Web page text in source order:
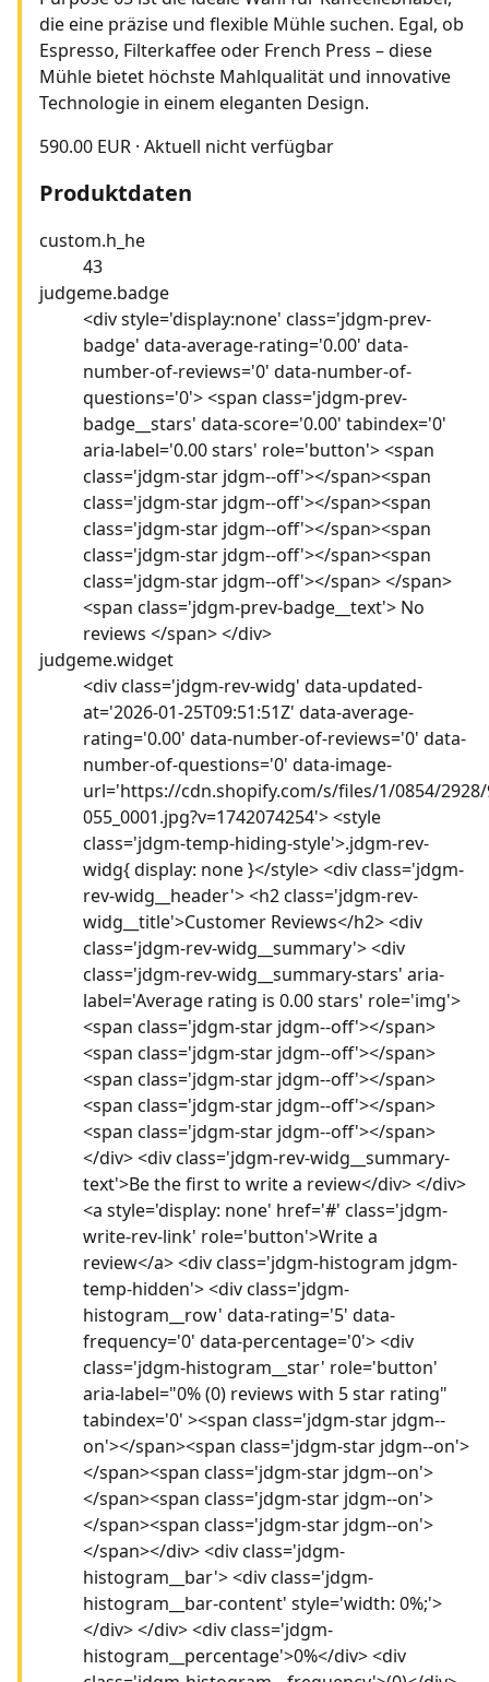
die eine präzise und flexible Mühle suchen. Egal, ob
Espresso, Filterkaffee oder French Press – diese
Mühle bietet höchste Mahlqualität und innovative
Technologie in einem eleganten Design.
590.00 EUR · Aktuell nicht verfügbar
Produktdaten
custom.h_he
43
judgeme.badge
<div style='display:none' class='jdgm-prev-
badge' data-average-rating='0.00' data-
number-of-reviews='0' data-number-of-
questions='0'> <span class='jdgm-prev-
badge__stars' data-score='0.00' tabindex='0'
aria-label='0.00 stars' role='button'> <span
class='jdgm-star jdgm--off'></span><span
class='jdgm-star jdgm--off'></span><span
class='jdgm-star jdgm--off'></span><span
class='jdgm-star jdgm--off'></span><span
class='jdgm-star jdgm--off'></span> </span>
<span class='jdgm-prev-badge__text'> No
reviews </span> </div>
judgeme.widget
<div class='jdgm-rev-widg' data-updated-
at='2026-01-25T09:51:51Z' data-average-
rating='0.00' data-number-of-reviews='0' data-
number-of-questions='0' data-image-
url='https://cdn.shopify.com/s/files/1/0854/2928/
055_0001.jpg?v=1742074254'> <style
class='jdgm-temp-hiding-style'>.jdgm-rev-
widg{ display: none }</style> <div class='jdgm-
rev-widg__header'> <h2 class='jdgm-rev-
widg__title'>Customer Reviews</h2> <div
class='jdgm-rev-widg__summary'> <div
class='jdgm-rev-widg__summary-stars' aria-
label='Average rating is 0.00 stars' role='img'>
<span class='jdgm-star jdgm--off'></span>
<span class='jdgm-star jdgm--off'></span>
<span class='jdgm-star jdgm--off'></span>
<span class='jdgm-star jdgm--off'></span>
<span class='jdgm-star jdgm--off'></span>
</div> <div class='jdgm-rev-widg__summary-
text'>Be the first to write a review</div> </div>
<a style='display: none' href='#' class='jdgm-
write-rev-link' role='button'>Write a
review</a> <div class='jdgm-histogram jdgm-
temp-hidden'> <div class='jdgm-
histogram__row' data-rating='5' data-
frequency='0' data-percentage='0'> <div
class='jdgm-histogram__star' role='button'
aria-label="0% (0) reviews with 5 star rating"
tabindex='0' ><span class='jdgm-star jdgm--
on'></span><span class='jdgm-star jdgm--on'>
</span><span class='jdgm-star jdgm--on'>
</span><span class='jdgm-star jdgm--on'>
</span><span class='jdgm-star jdgm--on'>
</span></div> <div class='jdgm-
histogram__bar'> <div class='jdgm-
histogram__bar-content' style='width: 0%;'>
</div> </div> <div class='jdgm-
histogram__percentage'>0%</div> <div